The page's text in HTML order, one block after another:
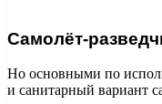
Самолёт-
Но основными по
и санитарный вариант